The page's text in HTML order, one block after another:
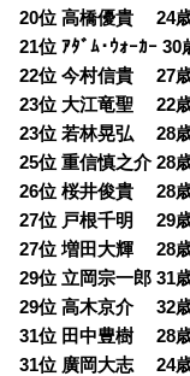
20位 高橋優貴 24
21位 ｱﾀﾞﾑ･ｳｫｰｶｰ 30
22位 今村信貴 27
23位 大江竜聖 22
23位 若林晃弘 28
25位 重信慎之介 28
26位 桜井俊貴 28
27位 戸根千明 29
27位 増田大輝 28
29位 立岡宗一郎 31
29位 高木京介 32
31位 田中豊樹 28
31位 廣岡大志 24